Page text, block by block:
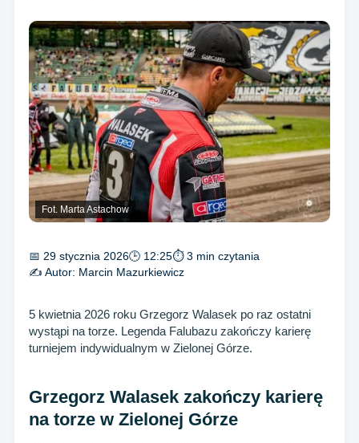
Fot. Marta Astachow
📅 29 stycznia 2026🕒 12:25⏱ 3 min czytania
✍️ Autor: Marcin Mazurkiewicz
5 kwietnia 2026 roku Grzegorz Walasek po raz ostatni
wystąpi na torze. Legenda Falubazu zakończy karierę
turniejem indywidualnym w Zielonej Górze.
Grzegorz Walasek zakończy karierę
na torze w Zielonej Górze